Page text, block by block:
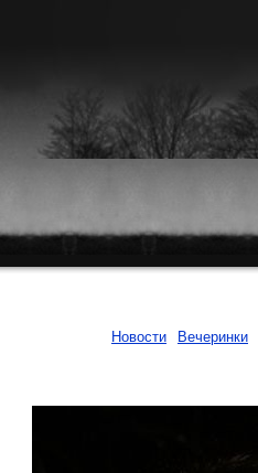
Новости Вечеринки